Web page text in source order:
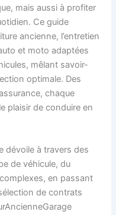
mais aussi à profiter
Ce guide
ancienne, l’entretien
et moto adaptées
mêlant savoir-
optimale. Des
chaque
plaisir de conduire en
dévoile à travers des
de véhicule, du
en passant
de contrats